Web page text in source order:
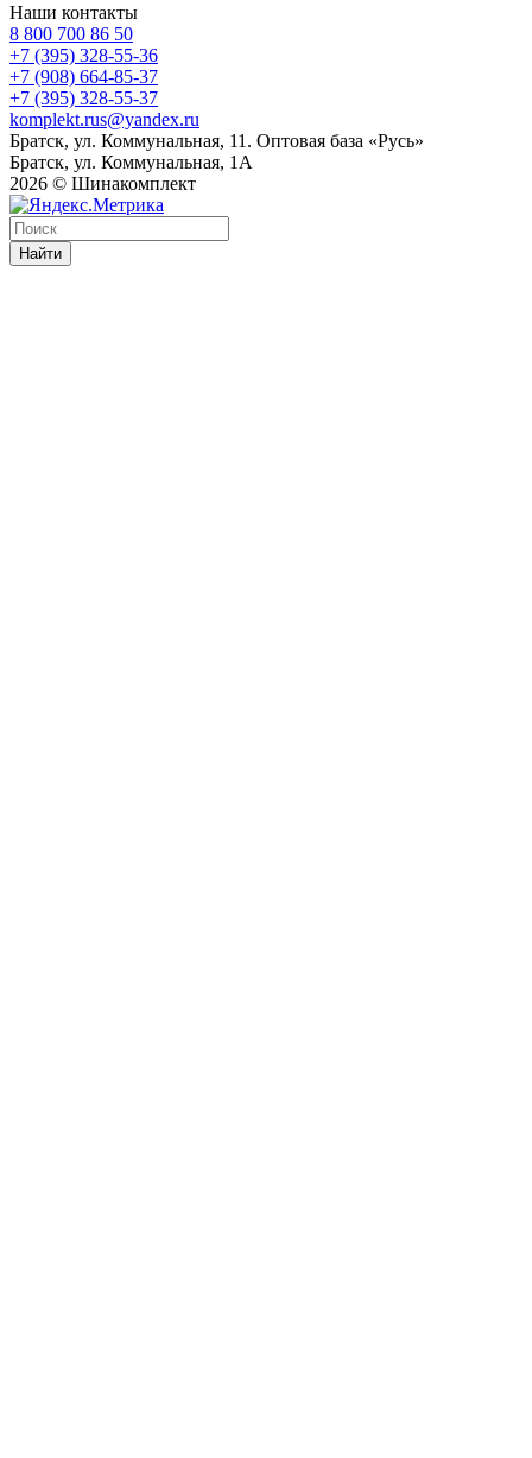
Наши контакты
8 800 700 86 50
+7 (395) 328-55-36
+7 (908) 664-85-37
+7 (395) 328-55-37
komplekt.rus@yandex.ru
Братск, ул. Коммунальная, 11. Оптовая база «Русь»
Братск, ул. Коммунальная, 1А
2026 © Шинакомплект
Найти